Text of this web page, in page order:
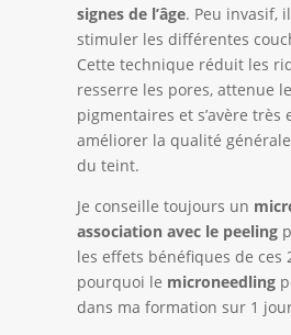
signes de l’âge. Peu invasif,
stimuler les différentes
Cette technique réduit les
resserre les pores, attenue
pigmentaires et s’avère très
améliorer la qualité
du teint.
Je conseille toujours un
association avec le peeling
les effets bénéfiques de ces
pourquoi le microneedling
dans ma formation sur 1